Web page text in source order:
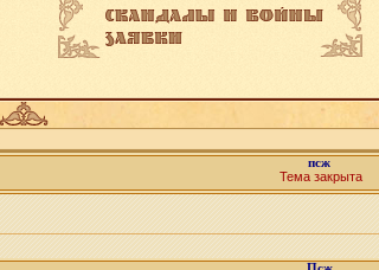
псж
Тема закрыта